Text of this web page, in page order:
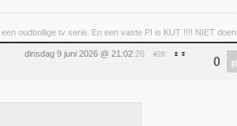
oudbollige tv serie. En een vaste PI is KUT !!!! NIET doen
dinsdag 9 juni 2026 @ 21:02:26 #28